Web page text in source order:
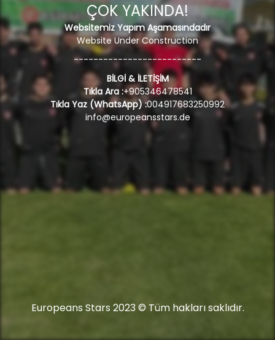
ÇOK YAKINDA!
Websitemiz Yapım Aşamasındadır
Website Under Construction
--------------------------
BİLGİ & İLETİŞİM
Tıkla Ara :+905346478541
Tıkla Yaz (WhatsApp) :004917683250992
info@europeansstars.de
Europeans Stars 2023 © Tüm hakları saklıdır.